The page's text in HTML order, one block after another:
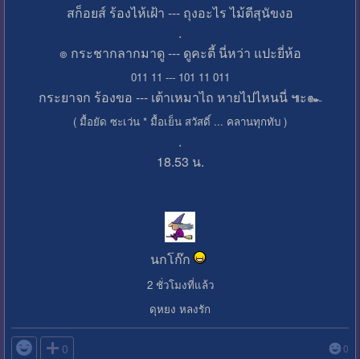
สก็อยส์ ร้องไห้เฝ้า --- ถุงอะไร ไม้ตีสุนัขงอ
.
๏ กระชากลากมาดู --- ดูคะตี้ นี่หว่า แปะยี่ห้อ
011 11 --- 101 11 011
กระยาจก ร้องขอ --- เต้าเหมาไถ หายไปไหนนี่ ๚ะ๛
( มื้อยัด ซะเว่น * มื้อเย็น สวัสดิ์ ... คลานทุกทับ )
.
18.53 น.
นกโก๊ก
2 ชั่วโมงที่แล้ว
ดุหยง หลงรัก
 0 0